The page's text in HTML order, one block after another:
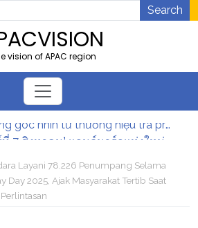
Search
vision of APAC region
[เปิดให้บริการวันศุกร์ที่ 7 สิงหาคม] แลนด์มาร์กแห่งใหม่ถือกำเนิดขึ้นที่ย่านชายามาจิ อูเมดะ โอซากา! “Alpen OSAKA” ร้านกีฬาเรือธงที่ใหญ่ที่สุดแห่งหนึ่งในญี่ปุ่นฝั่งตะวันตก รองรับการซื้อสินค้าปลอดภาษี เปิดให้บริการอย่างเป็นทางการ
Dukung Keamanan dan Kenyamanan Pengguna Jalan, PT Jasamarga Tollroad Maintenance Laksanakan Pekerjaan Preservasi di Ruas Jalan Tol Jagorawi
Arah Harga Emas (XAUUSD) Hari Ini Terungkap, Dupoin Futures Soroti Area Support Krusial
Layani 78.226 Penumpang Selama
Day 2025, Ajak Masyarakat Tertib Saat